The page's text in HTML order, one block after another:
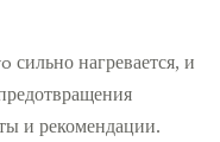
сильно нагревается, и
и рекомендации.